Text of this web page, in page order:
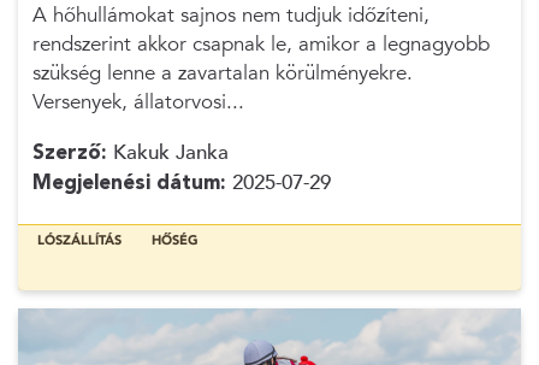
A hőhullámokat sajnos nem tudjuk időzíteni,
rendszerint akkor csapnak le, amikor a legnagyobb
szükség lenne a zavartalan körülményekre.
Versenyek, állatorvosi...
Szerző: Kakuk Janka
Megjelenési dátum: 2025-07-29
LÓSZÁLLÍTÁS HŐSÉG